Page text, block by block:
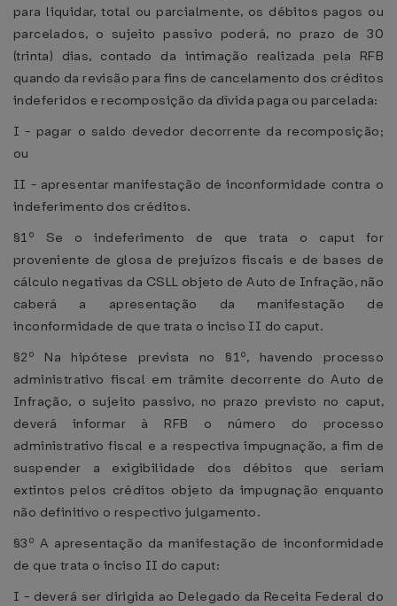
para liquidar, total ou parcialmente, os débitos pagos ou
parcelados, o sujeito passivo poderá, no prazo de 30
(trinta) dias, contado da intimação realizada pela RFB
quando da revisão para fins de cancelamento dos créditos
indeferidos e recomposição da dívida paga ou parcelada:
I - pagar o saldo devedor decorrente da recomposição;
ou
II - apresentar manifestação de inconformidade contra o
indeferimento dos créditos.
§1º Se o indeferimento de que trata o caput for
proveniente de glosa de prejuízos fiscais e de bases de
cálculo negativas da CSLL objeto de Auto de Infração, não
caberá a apresentação da manifestação de
inconformidade de que trata o inciso II do caput.
§2º Na hipótese prevista no §1º, havendo processo
administrativo fiscal em trâmite decorrente do Auto de
Infração, o sujeito passivo, no prazo previsto no caput,
deverá informar à RFB o número do processo
administrativo fiscal e a respectiva impugnação, a fim de
suspender a exigibilidade dos débitos que seriam
extintos pelos créditos objeto da impugnação enquanto
não definitivo o respectivo julgamento.
§3º A apresentação da manifestação de inconformidade
de que trata o inciso II do caput:
I - deverá ser dirigida ao Delegado da Receita Federal do